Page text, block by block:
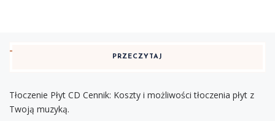
PRZECZYTAJ
Tłoczenie Płyt CD Cennik: Koszty i możliwości tłoczenia płyt z
Twoją muzyką.